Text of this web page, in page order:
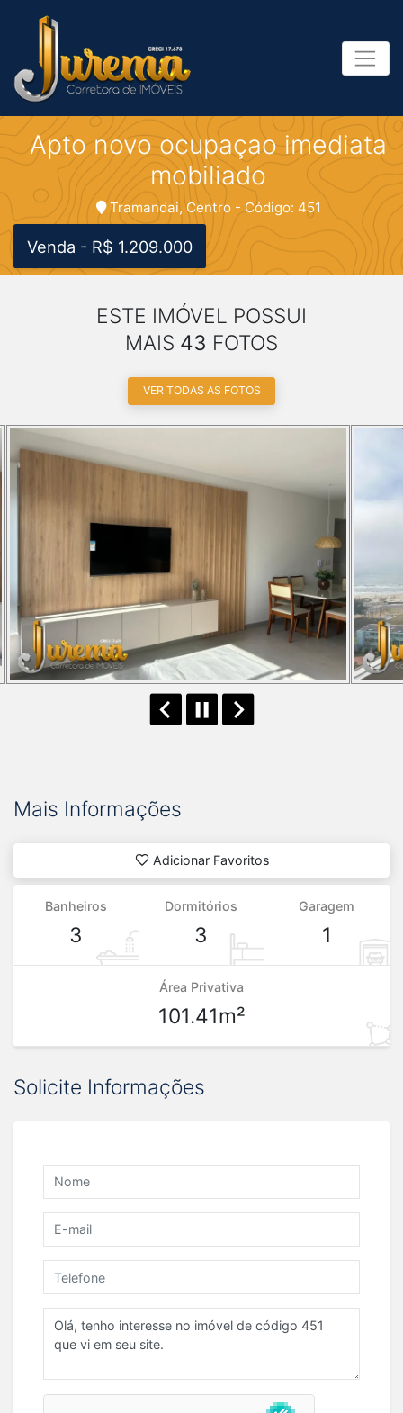
Apto novo ocupaçao imediata
mobiliado
Tramandai, Centro - Código: 451
Venda - R$ 1.209.000
ESTE IMÓVEL POSSUI
MAIS 43 FOTOS
VER TODAS AS FOTOS
Mais Informações
Adicionar Favoritos
Banheiros
3
Dormitórios
3
Garagem
1
Área Privativa
101.41m²
Solicite Informações